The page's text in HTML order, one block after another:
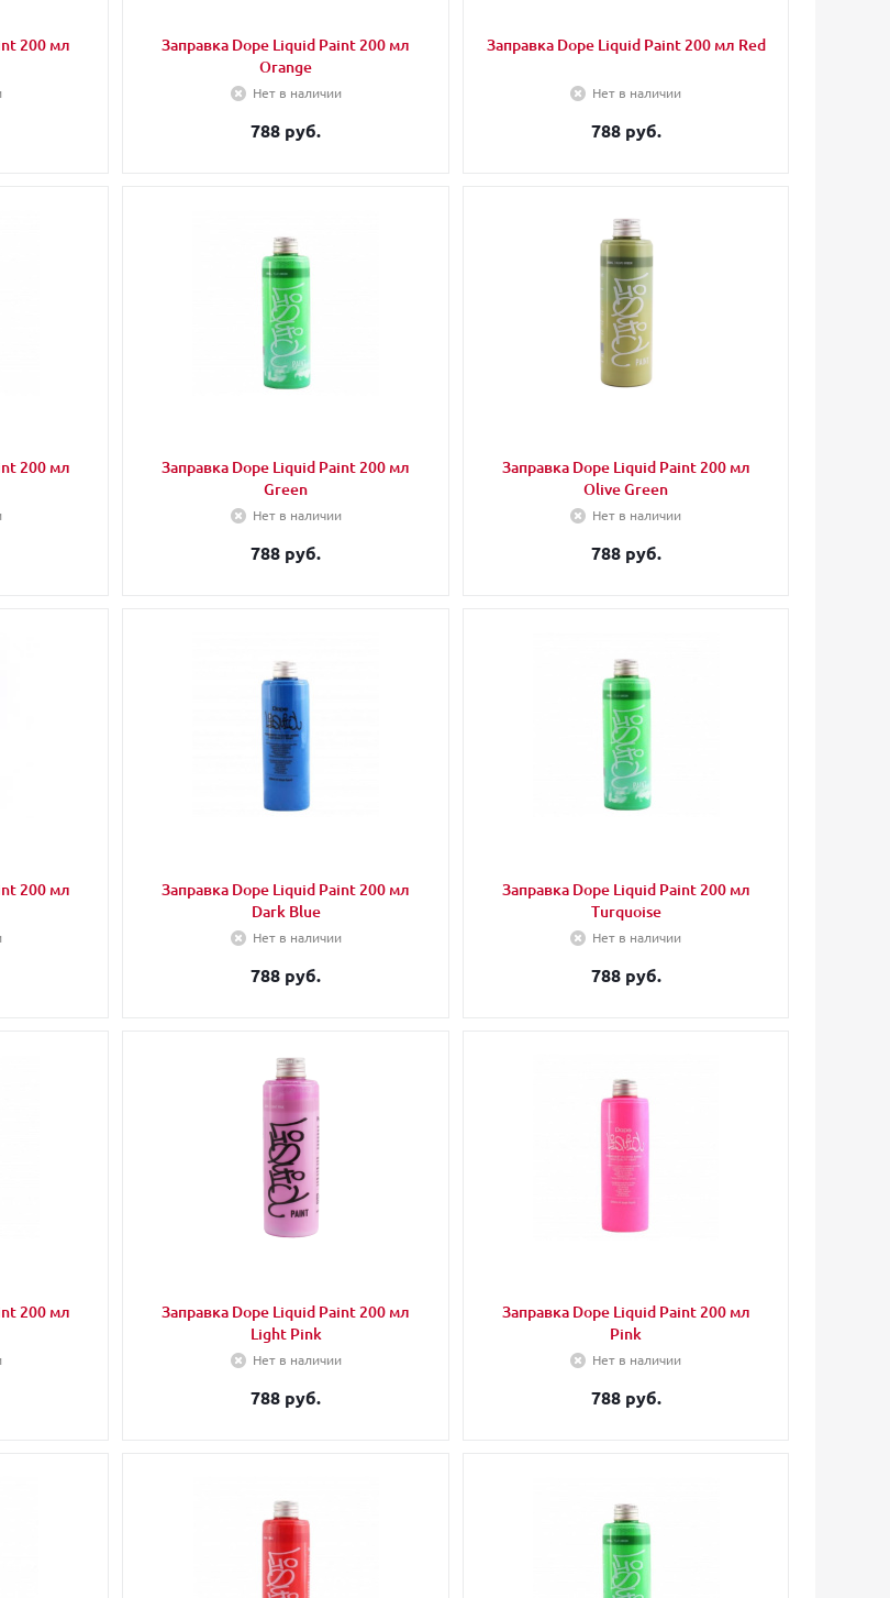
200 мл
Заправка Dope Liquid Paint 200 мл
Orange
Нет в наличии
788 руб.
Заправка Dope Liquid Paint 200 мл Red
Нет в наличии
788 руб.
200 мл
Заправка Dope Liquid Paint 200 мл
Green
Нет в наличии
788 руб.
Заправка Dope Liquid Paint 200 мл
Olive Green
Нет в наличии
788 руб.
200 мл
Заправка Dope Liquid Paint 200 мл
Dark Blue
Нет в наличии
788 руб.
Заправка Dope Liquid Paint 200 мл
Turquoise
Нет в наличии
788 руб.
200 мл
Заправка Dope Liquid Paint 200 мл
Light Pink
Нет в наличии
788 руб.
Заправка Dope Liquid Paint 200 мл
Pink
Нет в наличии
788 руб.